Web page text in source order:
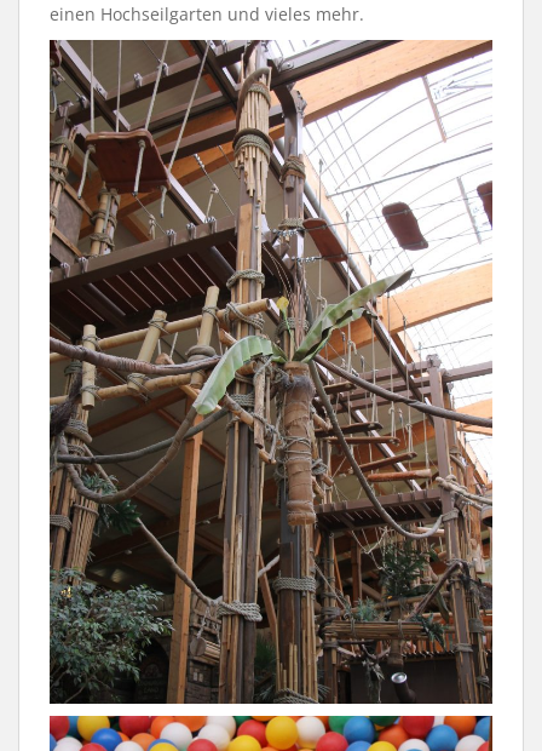
einen Hochseilgarten und vieles mehr.